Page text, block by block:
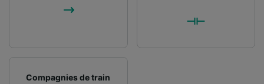
Compagnies de train